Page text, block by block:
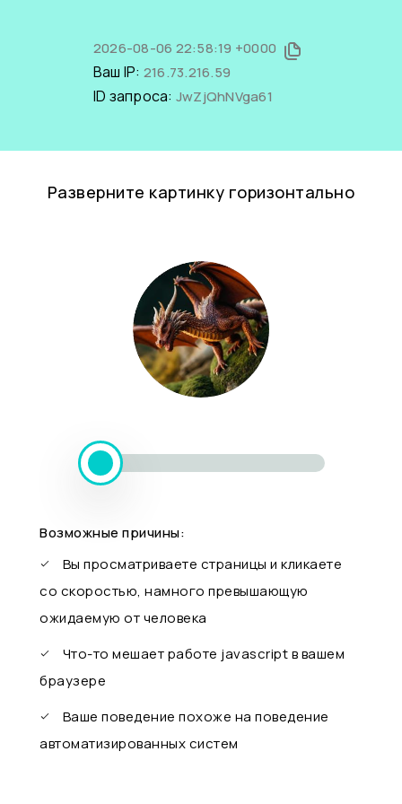
2026-08-06 22:58:19 +0000
Ваш IP: 216.73.216.59
ID запроса: JwZjQhNVga61
Разверните картинку горизонтально
Возможные причины:
Вы просматриваете страницы и кликаете
со скоростью, намного превышающую
ожидаемую от человека
Что-то мешает работе javascript в вашем
браузере
Ваше поведение похоже на поведение
автоматизированных систем